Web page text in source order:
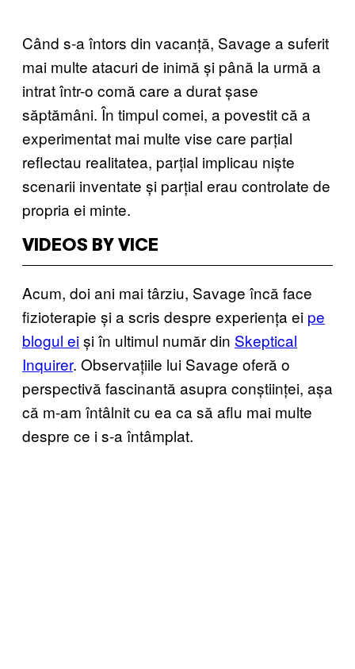
Când s-a întors din vacanță, Savage a suferit
mai multe atacuri de inimă și până la urmă a
intrat într-o comă care a durat șase
săptămâni. În timpul comei, a povestit că a
experimentat mai multe vise care parțial
reflectau realitatea, parțial implicau niște
scenarii inventate și parțial erau controlate de
propria ei minte.
VIDEOS BY VICE
Acum, doi ani mai târziu, Savage încă face
fizioterapie și a scris despre experiența ei pe
blogul eiși în ultimul număr din Skeptical
Inquirer. Observațiile lui Savage oferă o
perspectivă fascinantă asupra conștiinței, așa
că m-am întâlnit cu ea ca să aflu mai multe
despre ce i s-a întâmplat.